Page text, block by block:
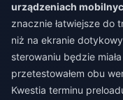
urządzeniach
znacznie łatwiejsze do
niż na ekranie
sterowaniu będzie
przetestowałem obu
Kwestia terminu